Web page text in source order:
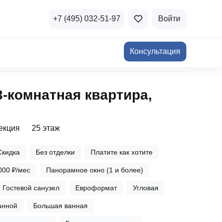
и продажа
для роста
и ответы
и скидки
+7 (495) 032-51-97 Войти
Консультация
квартира,
25 этаж
Без отделки Платите как хотите
₽/мес Панорамное окно (1 и более)
Гостевой санузел Евроформат Угловая
Большая ванная